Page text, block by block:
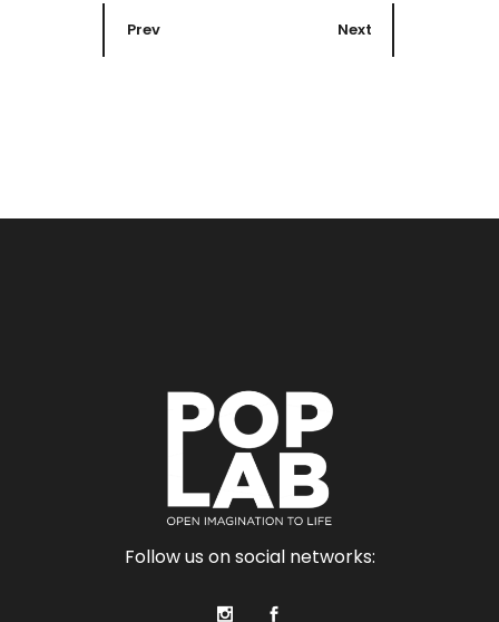
Prev Next
Follow us on social networks: